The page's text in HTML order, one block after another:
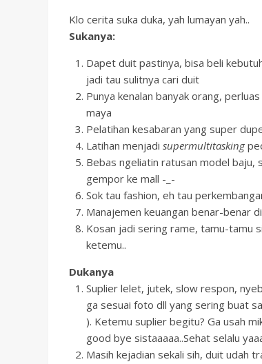
Klo cerita suka duka, yah lumayan yah..
Sukanya:
Dapet duit pastinya, bisa beli
jadi tau sulitnya cari duit
Punya kenalan banyak orang,
maya
Pelatihan kesabaran yang super
Latihan menjadi supermultitasking
Bebas ngeliatin ratusan model
gempor ke mall -_-
Sok tau fashion, eh tau
Manajemen keuangan benar-benar
Kosan jadi sering rame, tamu-tamu
ketemu..
Dukanya
Suplier lelet, jutek, slow respon,
ga sesuai foto dll yang sering buat
). Ketemu suplier begitu? Ga usah
good bye sistaaaaa..Sehat selalu
Masih kejadian sekali sih, duit udah